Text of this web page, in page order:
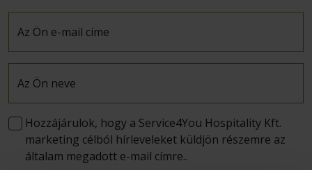
Az Ön e-mail címe
Az Ön neve
Hozzájárulok, hogy a Service4You Hospitality Kft.
marketing célból hírleveleket küldjön részemre az
általam megadott e-mail címre..